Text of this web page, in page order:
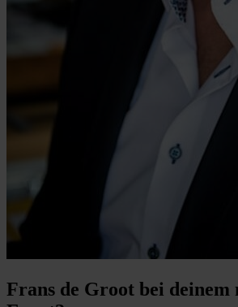
Frans de Groot bei deinem